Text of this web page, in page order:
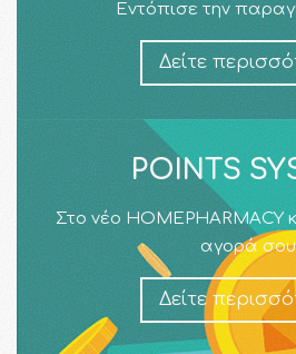
Εντόπισε την
Δείτε
POINTS
Στο νέο HOMEPHARMACY
αγορά
Δείτε